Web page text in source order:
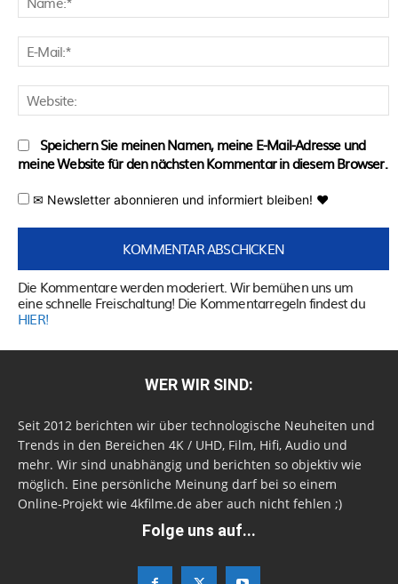
Speichern Sie meinen Namen, meine E-Mail-Adresse und
meine Website für den nächsten Kommentar in diesem Browser.
✉ Newsletter abonnieren und informiert bleiben! ♥
Die Kommentare werden moderiert. Wir bemühen uns um
eine schnelle Freischaltung! Die Kommentarregeln findest du
HIER!
WER WIR SIND:
Seit 2012 berichten wir über technologische Neuheiten und
Trends in den Bereichen 4K / UHD, Film, Hifi, Audio und
mehr. Wir sind unabhängig und berichten so objektiv wie
möglich. Eine persönliche Meinung darf bei so einem
Online-Projekt wie 4kfilme.de aber auch nicht fehlen ;)
Folge uns auf...